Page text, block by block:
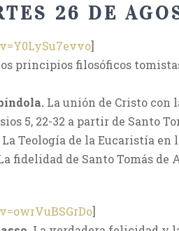
26 DE
]
principios filosóficos
La unión de Cristo con
5, 22-32 a partir de Santo
La Teología de la Eucaristía en
fidelidad de Santo Tomás de
]